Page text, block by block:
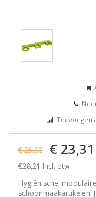
Toevoegen
€ 25,90 € 23,31
€28,21 Incl. btw
Hygiënische,
schoonmaakartikelen.